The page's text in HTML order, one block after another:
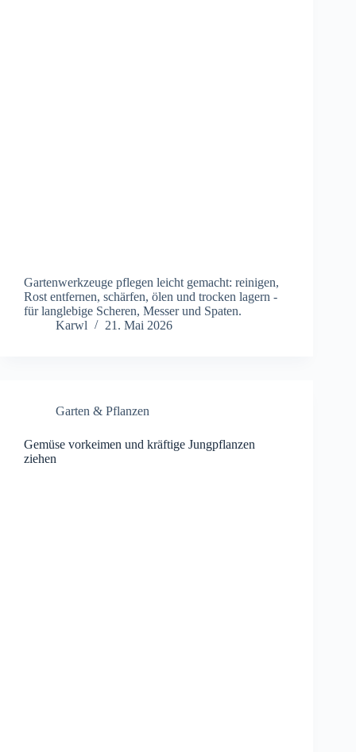
Gartenwerkzeuge pflegen leicht gemacht: reinigen,
Rost entfernen, schärfen, ölen und trocken lagern -
für langlebige Scheren, Messer und Spaten.
Karwl
21. Mai 2026
Garten & Pflanzen
Gemüse vorkeimen und kräftige Jungpflanzen
ziehen